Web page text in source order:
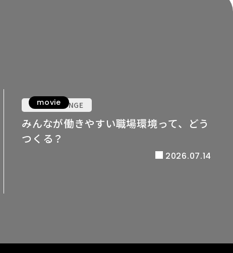
movie
VOICE LOUNGE
みんなが働きやすい職場環境って、どう
つくる？
2026.07.14